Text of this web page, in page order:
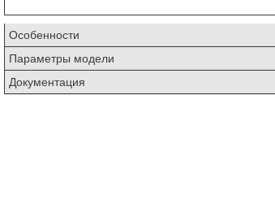
Особенности
Параметры модели
Документация